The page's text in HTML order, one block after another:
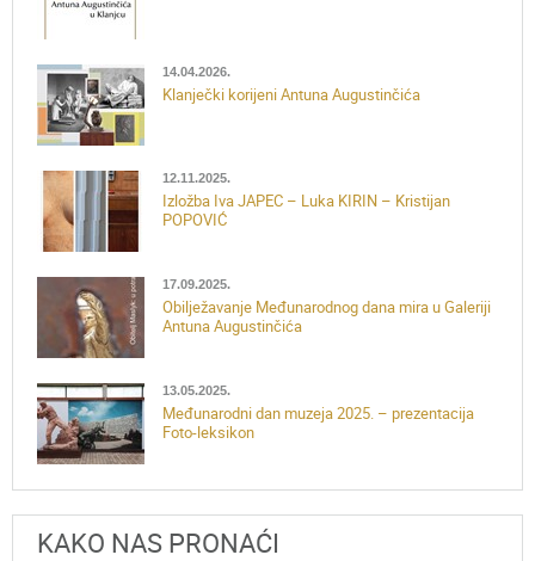
14.04.2026.
Klanječki korijeni Antuna Augustinčića
12.11.2025.
Izložba Iva JAPEC – Luka KIRIN – Kristijan
POPOVIĆ
17.09.2025.
Obilježavanje Međunarodnog dana mira u Galeriji
Antuna Augustinčića
13.05.2025.
Međunarodni dan muzeja 2025. – prezentacija
Foto-leksikon
KAKO NAS PRONAĆI